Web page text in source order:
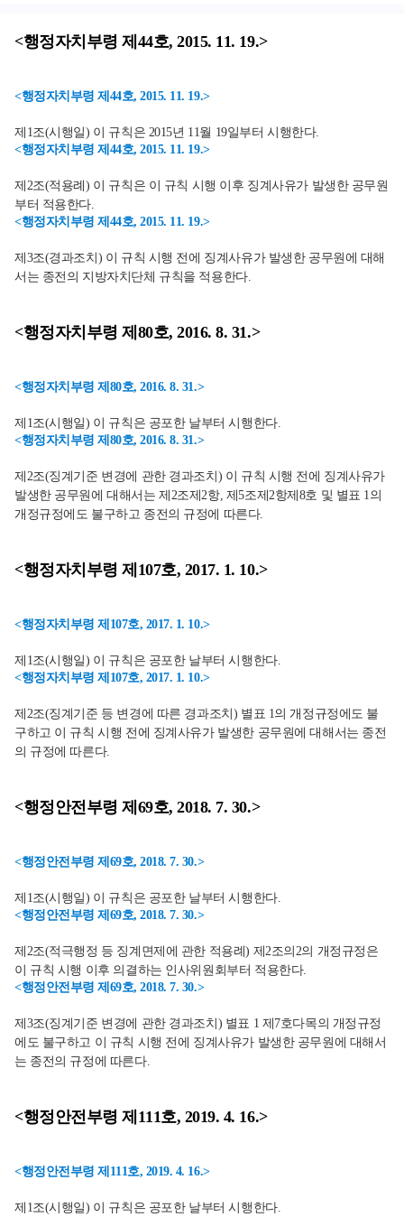
<행정자치부령 제44호, 2015. 11. 19.>
<행정자치부령 제44호, 2015. 11. 19.>
제1조(시행일) 이 규칙은 2015년 11월 19일부터 시행한다.
<행정자치부령 제44호, 2015. 11. 19.>
제2조(적용례) 이 규칙은 이 규칙 시행 이후 징계사유가 발생한 공무원
부터 적용한다.
<행정자치부령 제44호, 2015. 11. 19.>
제3조(경과조치) 이 규칙 시행 전에 징계사유가 발생한 공무원에 대해
서는 종전의 지방자치단체 규칙을 적용한다.
<행정자치부령 제80호, 2016. 8. 31.>
<행정자치부령 제80호, 2016. 8. 31.>
제1조(시행일) 이 규칙은 공포한 날부터 시행한다.
<행정자치부령 제80호, 2016. 8. 31.>
제2조(징계기준 변경에 관한 경과조치) 이 규칙 시행 전에 징계사유가
발생한 공무원에 대해서는 제2조제2항, 제5조제2항제8호 및 별표 1의
개정규정에도 불구하고 종전의 규정에 따른다.
<행정자치부령 제107호, 2017. 1. 10.>
<행정자치부령 제107호, 2017. 1. 10.>
제1조(시행일) 이 규칙은 공포한 날부터 시행한다.
<행정자치부령 제107호, 2017. 1. 10.>
제2조(징계기준 등 변경에 따른 경과조치) 별표 1의 개정규정에도 불
구하고 이 규칙 시행 전에 징계사유가 발생한 공무원에 대해서는 종전
의 규정에 따른다.
<행정안전부령 제69호, 2018. 7. 30.>
<행정안전부령 제69호, 2018. 7. 30.>
제1조(시행일) 이 규칙은 공포한 날부터 시행한다.
<행정안전부령 제69호, 2018. 7. 30.>
제2조(적극행정 등 징계면제에 관한 적용례) 제2조의2의 개정규정은
이 규칙 시행 이후 의결하는 인사위원회부터 적용한다.
<행정안전부령 제69호, 2018. 7. 30.>
제3조(징계기준 변경에 관한 경과조치) 별표 1 제7호다목의 개정규정
에도 불구하고 이 규칙 시행 전에 징계사유가 발생한 공무원에 대해서
는 종전의 규정에 따른다.
<행정안전부령 제111호, 2019. 4. 16.>
<행정안전부령 제111호, 2019. 4. 16.>
제1조(시행일) 이 규칙은 공포한 날부터 시행한다.